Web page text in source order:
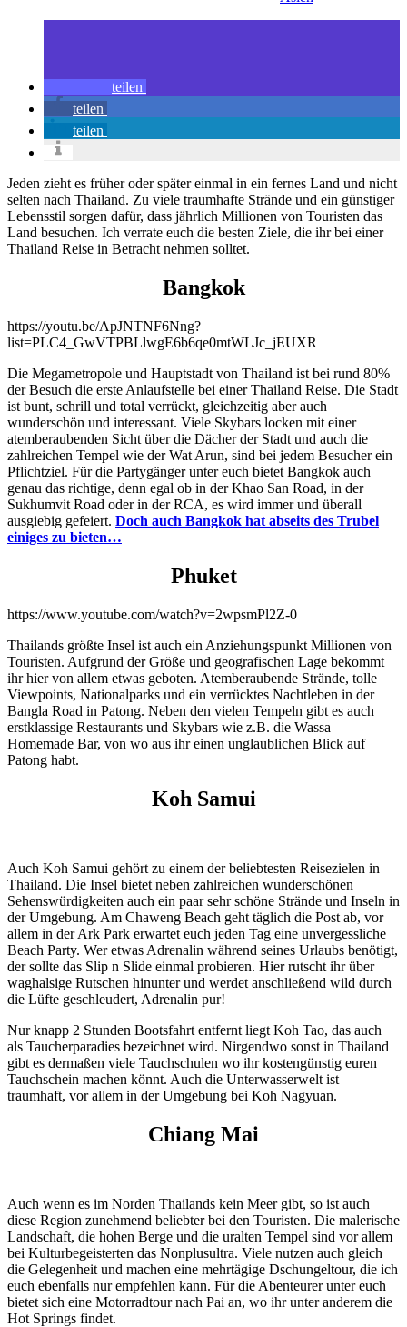
teilen
teilen
teilen
Jeden zieht es früher oder später einmal in ein fernes Land und nicht
selten nach Thailand. Zu viele traumhafte Strände und ein günstiger
Lebensstil sorgen dafür, dass jährlich Millionen von Touristen das
Land besuchen. Ich verrate euch die besten Ziele, die ihr bei einer
Thailand Reise in Betracht nehmen solltet.
Bangkok
https://youtu.be/ApJNTNF6Nng?
list=PLC4_GwVTPBLlwgE6b6qe0mtWLJc_jEUXR
Die Megametropole und Hauptstadt von Thailand ist bei rund 80%
der Besuch die erste Anlaufstelle bei einer Thailand Reise. Die Stadt
ist bunt, schrill und total verrückt, gleichzeitig aber auch
wunderschön und interessant. Viele Skybars locken mit einer
atemberaubenden Sicht über die Dächer der Stadt und auch die
zahlreichen Tempel wie der Wat Arun, sind bei jedem Besucher ein
Pflichtziel. Für die Partygänger unter euch bietet Bangkok auch
genau das richtige, denn egal ob in der Khao San Road, in der
Sukhumvit Road oder in der RCA, es wird immer und überall
ausgiebig gefeiert. Doch auch Bangkok hat abseits des Trubel
einiges zu bieten…
Phuket
https://www.youtube.com/watch?v=2wpsmPl2Z-0
Thailands größte Insel ist auch ein Anziehungspunkt Millionen von
Touristen. Aufgrund der Größe und geografischen Lage bekommt
ihr hier von allem etwas geboten. Atemberaubende Strände, tolle
Viewpoints, Nationalparks und ein verrücktes Nachtleben in der
Bangla Road in Patong. Neben den vielen Tempeln gibt es auch
erstklassige Restaurants und Skybars wie z.B. die Wassa
Homemade Bar, von wo aus ihr einen unglaublichen Blick auf
Patong habt.
Koh Samui
Auch Koh Samui gehört zu einem der beliebtesten Reisezielen in
Thailand. Die Insel bietet neben zahlreichen wunderschönen
Sehenswürdigkeiten auch ein paar sehr schöne Strände und Inseln in
der Umgebung. Am Chaweng Beach geht täglich die Post ab, vor
allem in der Ark Park erwartet euch jeden Tag eine unvergessliche
Beach Party. Wer etwas Adrenalin während seines Urlaubs benötigt,
der sollte das Slip n Slide einmal probieren. Hier rutscht ihr über
waghalsige Rutschen hinunter und werdet anschließend wild durch
die Lüfte geschleudert, Adrenalin pur!
Nur knapp 2 Stunden Bootsfahrt entfernt liegt Koh Tao, das auch
als Taucherparadies bezeichnet wird. Nirgendwo sonst in Thailand
gibt es dermaßen viele Tauchschulen wo ihr kostengünstig euren
Tauchschein machen könnt. Auch die Unterwasserwelt ist
traumhaft, vor allem in der Umgebung bei Koh Nagyuan.
Chiang Mai
Auch wenn es im Norden Thailands kein Meer gibt, so ist auch
diese Region zunehmend beliebter bei den Touristen. Die malerische
Landschaft, die hohen Berge und die uralten Tempel sind vor allem
bei Kulturbegeisterten das Nonplusultra. Viele nutzen auch gleich
die Gelegenheit und machen eine mehrtägige Dschungeltour, die ich
euch ebenfalls nur empfehlen kann. Für die Abenteurer unter euch
bietet sich eine Motorradtour nach Pai an, wo ihr unter anderem die
Hot Springs findet.